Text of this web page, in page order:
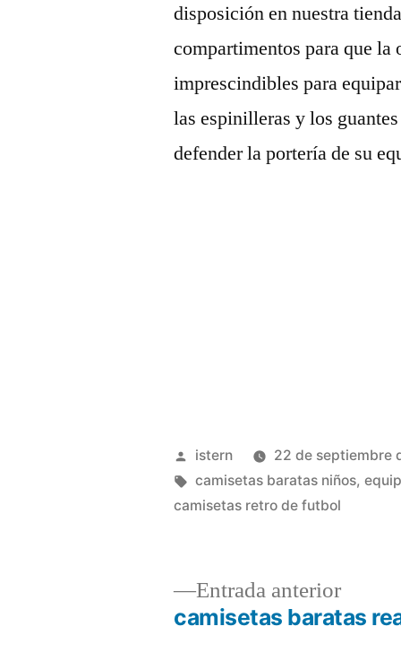
disposición en nuestra
compartimentos para que la
imprescindibles para
las espinilleras y los
defender la portería de su
Publicado
por
istern 22 de septiembre
Etiquetas:
camisetas baratas niños,
camisetas retro de futbol
Navegación
Entrada anteriorEntrada
camisetas baratas